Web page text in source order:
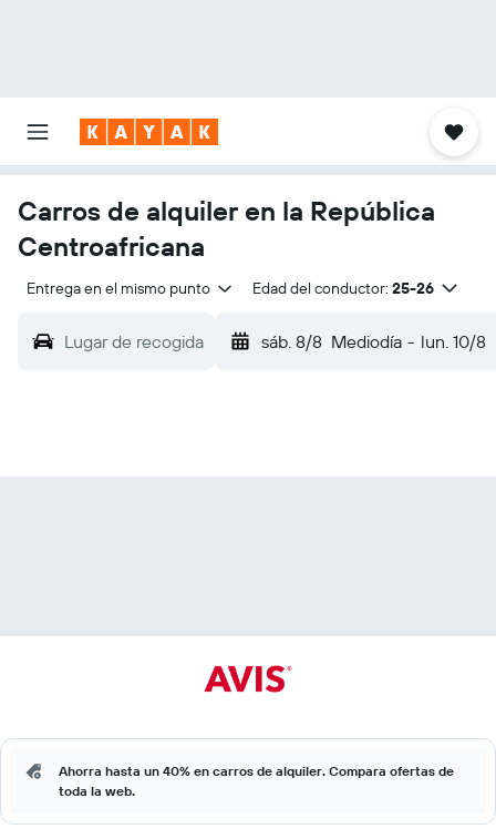
Carros de alquiler en la República
Centroafricana
Entrega en el mismo punto Edad del conductor: 25-26
Lugar de recogida sáb. 8/8 Mediodía - lun. 10/8
Ahorra hasta un 40% en carros de alquiler. Compara ofertas de
toda la web.